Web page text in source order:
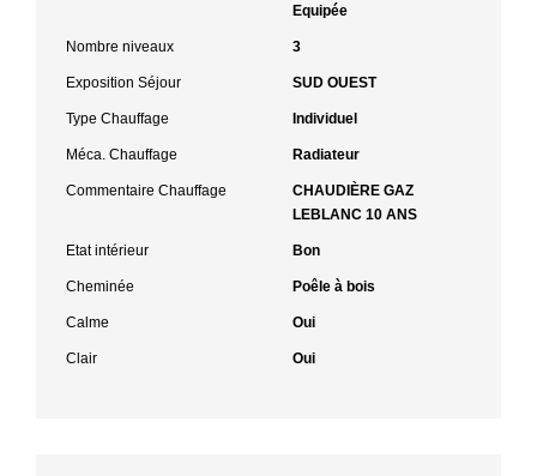
Equipée
Nombre niveaux 3
Exposition Séjour SUD OUEST
Type Chauffage Individuel
Méca. Chauffage Radiateur
Commentaire Chauffage
CHAUDIÈRE GAZ
LEBLANC 10 ANS
Etat intérieur Bon
Cheminée Poêle à bois
Calme Oui
Clair Oui